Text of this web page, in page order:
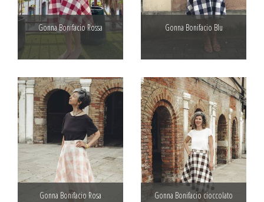
Gonna Bonifacio Rossa Gonna Bonifacio Blu
Gonna Bonifacio Rosa Gonna Bonifacio cioccolato